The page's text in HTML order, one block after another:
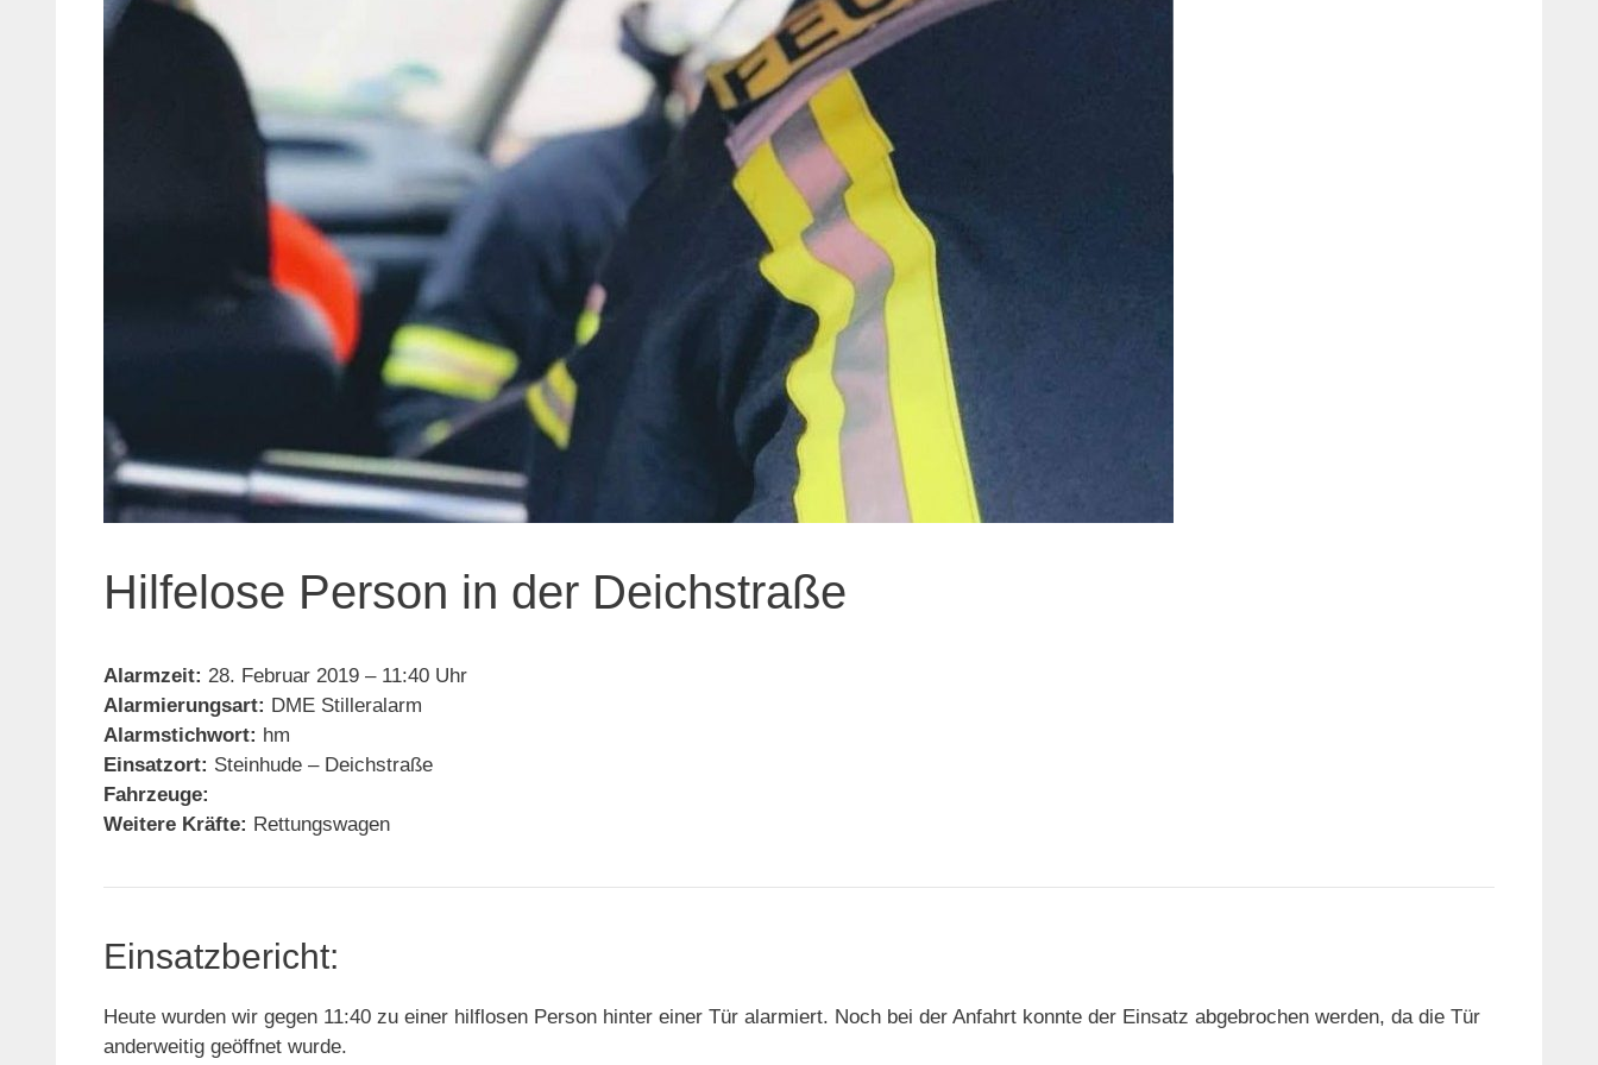
Hilfelose Person in der Deichstraße
Alarmzeit: 28. Februar 2019 – 11:40 Uhr
Alarmierungsart: DME Stilleralarm
Alarmstichwort: hm
Einsatzort: Steinhude – Deichstraße
Fahrzeuge:
Weitere Kräfte: Rettungswagen
Einsatzbericht:
Heute wurden wir gegen 11:40 zu einer hilflosen Person hinter einer Tür alarmiert. Noch bei der Anfahrt konnte der Einsatz abgebrochen werden, da die Tür
anderweitig geöffnet wurde.